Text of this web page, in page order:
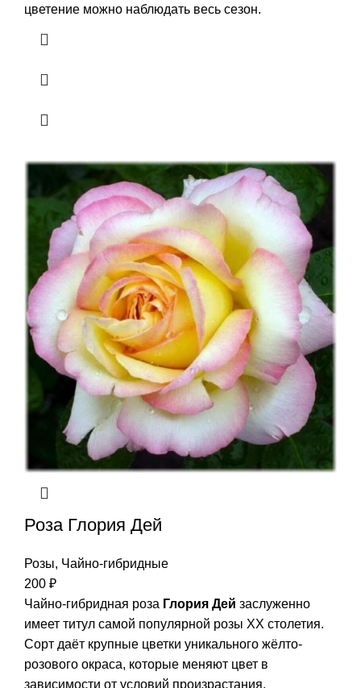
цветение можно наблюдать весь сезон.
Роза Глория Дей
Розы, Чайно-гибридные
200 ₽
Чайно-гибридная роза Глория Дей заслуженно
имеет титул самой популярной розы XX столетия.
Сорт даёт крупные цветки уникального жёлто-
розового окраса, которые меняют цвет в
зависимости от условий произрастания.